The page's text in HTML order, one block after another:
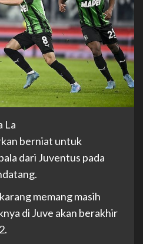
La
berniat untuk
dari Juventus pada
memang masih
di Juve akan berakhir